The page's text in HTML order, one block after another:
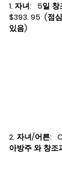
1. 자녀:   5일
$393. 95  (점
있음)
2. 자녀/어른:
아방주 와 창조